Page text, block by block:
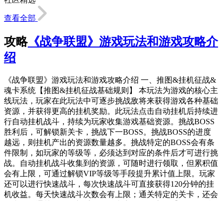
查看全部
攻略《战争联盟》游戏玩法和游戏攻略介
绍
《战争联盟》游戏玩法和游戏攻略介绍 一、推图&挂机征战&
魂卡系统【推图&挂机征战基础规则】 本玩法为游戏的核心主
线玩法，玩家在此玩法中可逐步挑战敌将来获得游戏各种基础
资源，并获得更高的挂机奖励。此玩法点击自动挂机后持续进
行自动挂机战斗，持续为玩家收集游戏基础资源。挑战BOSS
胜利后，可解锁新关卡，挑战下一BOSS。挑战BOSS的进度
越远，则挂机产出的资源数量越多。挑战特定的BOSS会有条
件限制，如玩家的等级等，必须达到对应的条件后才可进行挑
战。自动挂机战斗收集到的资源，可随时进行领取，但累积值
会有上限，可通过解锁VIP等级等手段提升累计值上限。玩家
还可以进行快速战斗，每次快速战斗可直接获得120分钟的挂
机收益。每天快速战斗次数会有上限；通关特定的关卡，还会